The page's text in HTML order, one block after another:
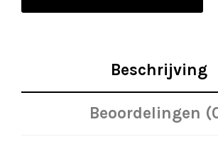
Beschrijving
Beoordelingen